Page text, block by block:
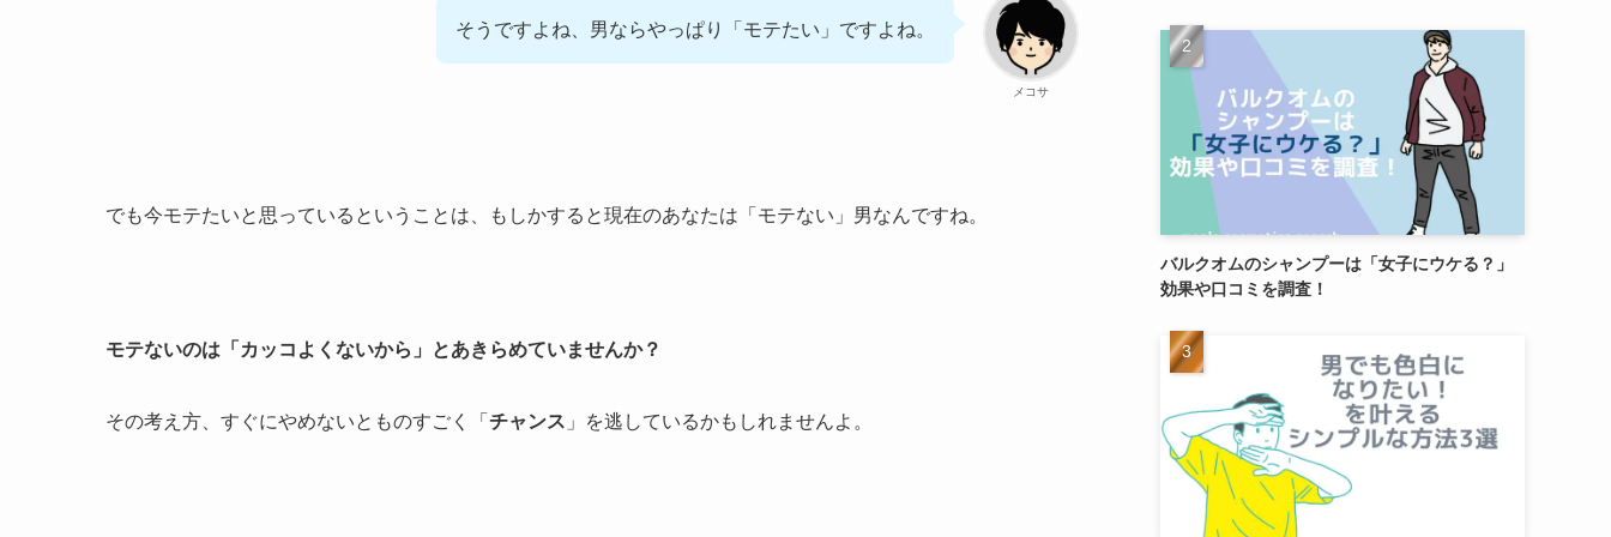
メコサ
そうですよね、男ならやっぱり「モテたい」ですよね。
でも今モテたいと思っているということは、もしかすると現在のあなたは「モテない」男なんですね。
モテないのは「カッコよくないから」とあきらめていませんか？
その考え方、すぐにやめないとものすごく「 チャンス 」を逃しているかもしれませんよ。
バルクオムのシャンプーは「女子にウケる？」
効果や口コミを調査！